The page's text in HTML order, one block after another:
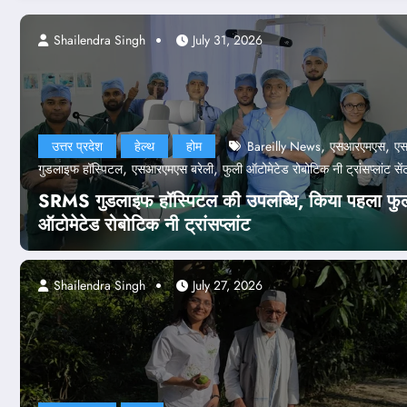
उत्तर प्रदेश हेल्थ होम Bareilly News,एसआरएमएस,
गुडलाइफ हॉस्पिटल,एसआरएमएस बरेली,फुली ऑटोमेटेड रोबोटिक नी ट्रांसप्लांट
SRMS गुडलाइफ हॉस्पिटल की उपलब्धि, किया पहला
ऑटोमेटेड रोबोटिक नी ट्रांसप्लांट
Shailendra Singh July 31, 2026
Shailendra Singh July 27, 2026
देश-दुनिया होम पेपर लीक केस
केस: NTA के 47 अफसर बर्खास्त,
Singh July 24, 2026